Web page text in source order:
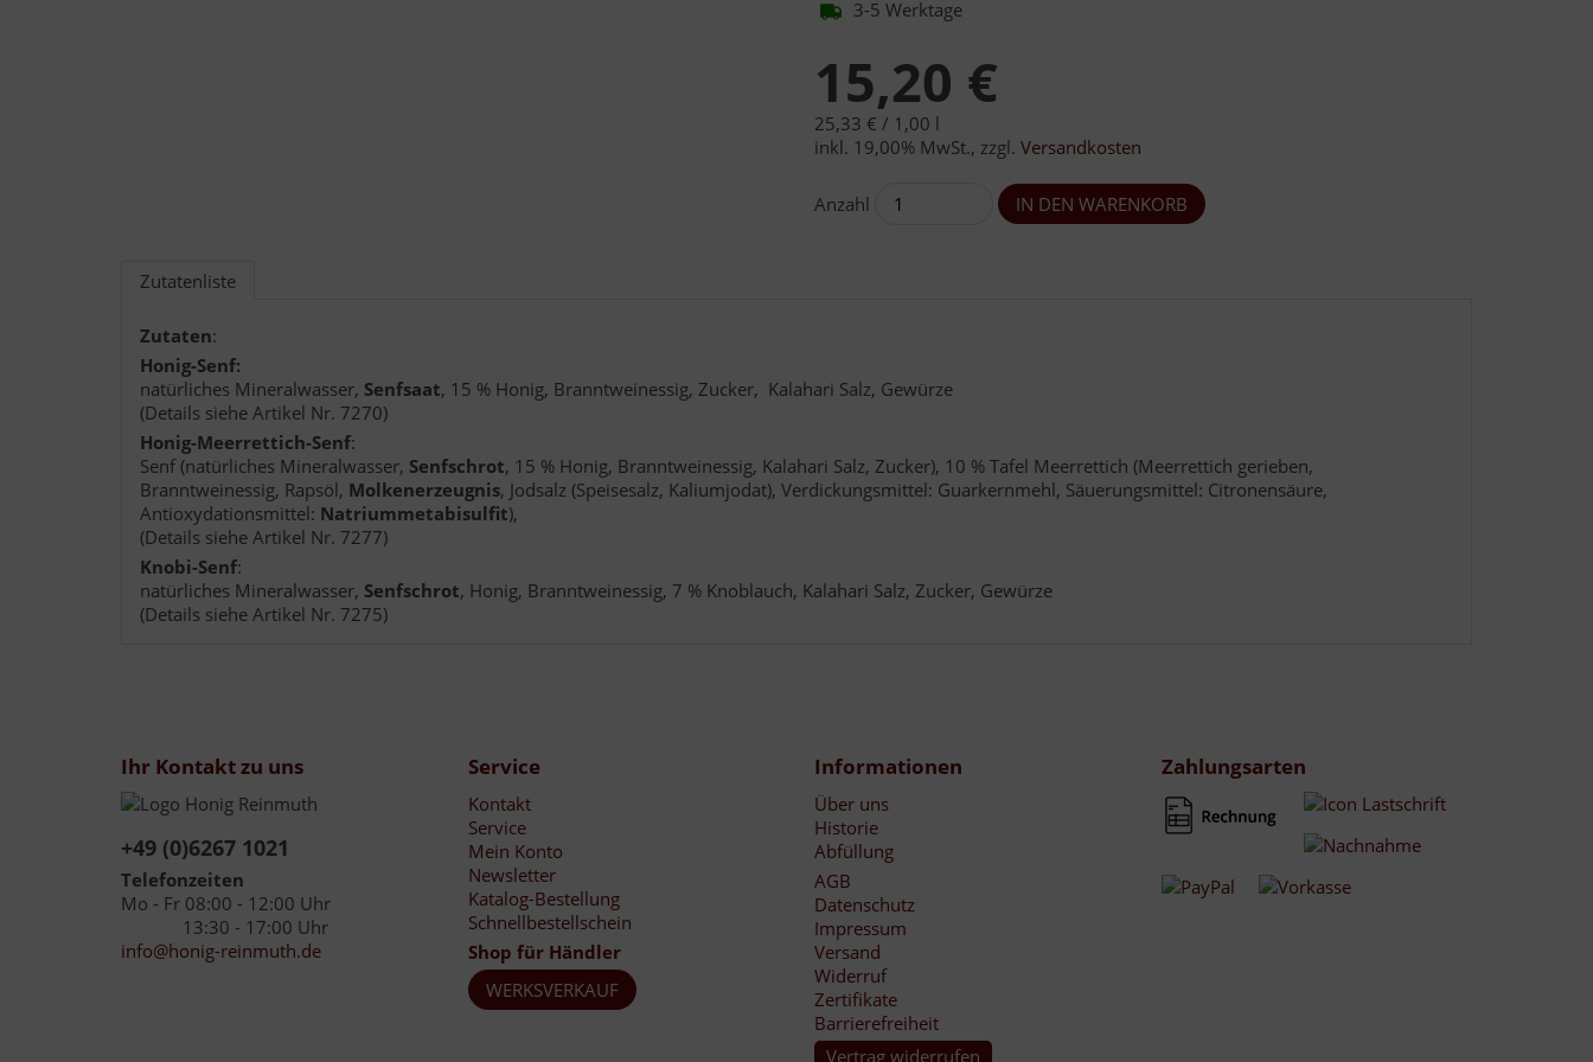
3-5 Werktage
15,20 €
25,33 € / 1,00 l
inkl. 19,00% MwSt., zzgl. Versandkosten
Anzahl
Zutatenliste
Zutaten:
Honig-Senf:
natürliches Mineralwasser, Senfsaat, 15 % Honig, Branntweinessig, Zucker, Kalahari Salz, Gewürze
(Details siehe Artikel Nr. 7270)
Honig-Meerrettich-Senf:
Senf (natürliches Mineralwasser, Senfschrot, 15 % Honig, Branntweinessig, Kalahari Salz, Zucker), 10 % Tafel Meerrettich (Meerrettich gerieben,
Branntweinessig, Rapsöl, Molkenerzeugnis, Jodsalz (Speisesalz, Kaliumjodat), Verdickungsmittel: Guarkernmehl, Säuerungsmittel: Citronensäure,
Antioxydationsmittel: Natriummetabisulfit),
(Details siehe Artikel Nr. 7277)
Knobi-Senf:
natürliches Mineralwasser, Senfschrot, Honig, Branntweinessig, 7 % Knoblauch, Kalahari Salz, Zucker, Gewürze
(Details siehe Artikel Nr. 7275)
Ihr Kontakt zu uns
+49 (0)6267 1021
Telefonzeiten
Mo - Fr 08:00 - 12:00 Uhr
13:30 - 17:00 Uhr
info@honig-reinmuth.de
Service
Kontakt
Service
Mein Konto
Newsletter
Katalog-Bestellung
Schnellbestellschein
Shop für Händler
WERKSVERKAUF
Informationen
Über uns
Historie
Abfüllung
AGB
Datenschutz
Impressum
Versand
Widerruf
Zertifikate
Barrierefreiheit
Vertrag widerrufen
Zahlungsarten